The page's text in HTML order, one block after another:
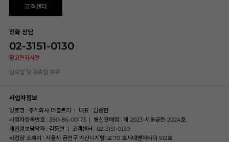
고객센터
전화 상담
02-3151-0130
광고전화사절
일요일 및 공휴일 휴무
사업자정보
상호명 : 주식회사 더블트리 | 대표 : 김종현
사업자등록번호 : 390-86-00173 | 통신판매업 : 제 2023-서울금천-2024호
개인정보담당자 : 김동현 | 고객센터 : 02-3151-0130
사업장 소재지 : 서울시 금천구 가산디지털1로 70 호서대벤처타워 512호